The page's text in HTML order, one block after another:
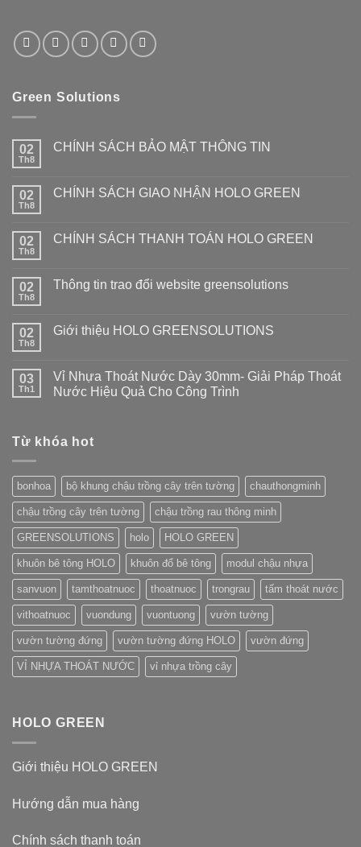
Green Solutions
02
Th8
CHÍNH SÁCH BẢO MẬT THÔNG TIN
02
Th8
CHÍNH SÁCH GIAO NHẬN HOLO GREEN
02
Th8
CHÍNH SÁCH THANH TOÁN HOLO GREEN
02
Th8
Thông tin trao đổi website greensolutions
02
Th8
Giới thiệu HOLO GREENSOLUTIONS
03
Th1
Vỉ Nhựa Thoát Nước Dày 30mm- Giải Pháp Thoát
Nước Hiệu Quả Cho Công Trình
Từ khóa hot
bonhoa bộ khung chậu trồng cây trên tường chauthongminh
chậu trồng cây trên tường chậu trồng rau thông minh
GREENSOLUTIONS holo HOLO GREEN
khuôn bê tông HOLO khuôn đổ bê tông modul chậu nhựa
sanvuon tamthoatnuoc thoatnuoc trongrau tấm thoát nước
vithoatnuoc vuondung vuontuong vườn tường
vườn tường đứng vườn tường đứng HOLO vườn đứng
VỈ NHỰA THOÁT NƯỚC vỉ nhựa trồng cây
HOLO GREEN
Giới thiệu HOLO GREEN
Hướng dẫn mua hàng
Chính sách thanh toán